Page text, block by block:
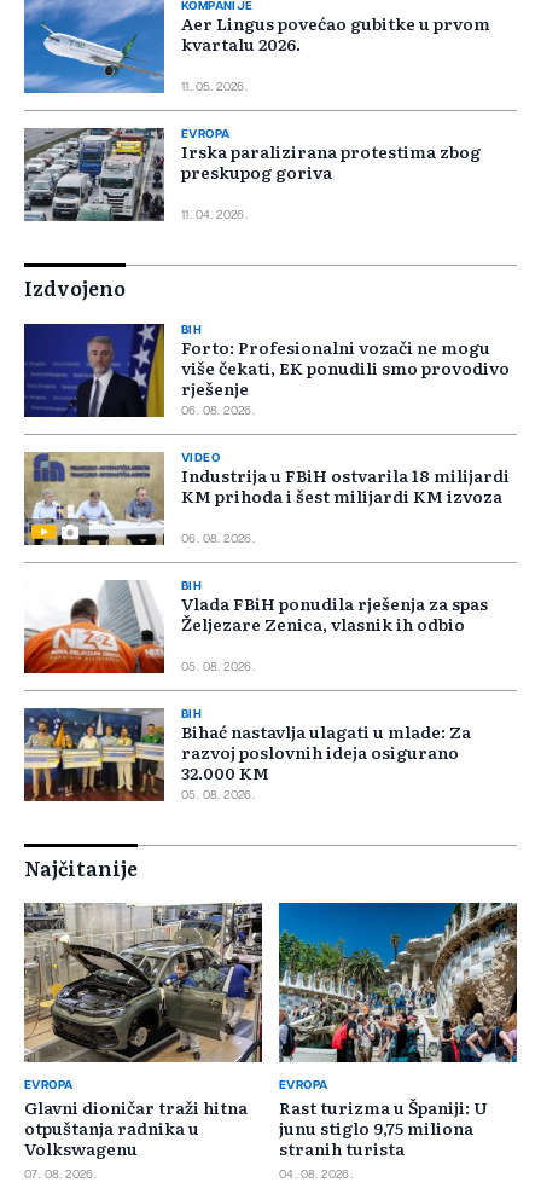
KOMPANIJE
Aer Lingus povećao gubitke u prvom
kvartalu 2026.
11. 05. 2026.
EVROPA
Irska paralizirana protestima zbog
preskupog goriva
11. 04. 2026.
Izdvojeno
BIH
Forto: Profesionalni vozači ne mogu
više čekati, EK ponudili smo provodivo
rješenje
06. 08. 2026.
VIDEO
Industrija u FBiH ostvarila 18 milijardi
KM prihoda i šest milijardi KM izvoza
06. 08. 2026.
BIH
Vlada FBiH ponudila rješenja za spas
Željezare Zenica, vlasnik ih odbio
05. 08. 2026.
BIH
Bihać nastavlja ulagati u mlade: Za
razvoj poslovnih ideja osigurano
32.000 KM
05. 08. 2026.
Najčitanije
EVROPA
Glavni dioničar traži hitna
otpuštanja radnika u
Volkswagenu
07. 08. 2026.
EVROPA
Rast turizma u Španiji: U
junu stiglo 9,75 miliona
stranih turista
04. 08. 2026.